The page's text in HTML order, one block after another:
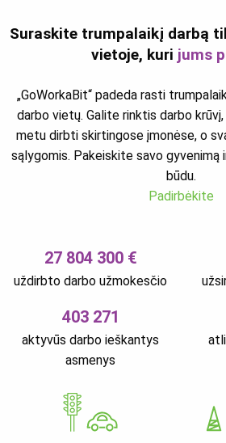
Suraskite trumpalaikį darbą
vietoje, kuri jums
„GoWorkaBit“ padeda rasti
darbo vietų. Galite rinktis darbo
metu dirbti skirtingose įmonėse, o
sąlygomis. Pakeiskite savo gyvenimą
būdu.
Padirbėkite
27 804 300 €
uždirbto darbo užmokesčio
403 271
aktyvūs darbo ieškantys
asmenys